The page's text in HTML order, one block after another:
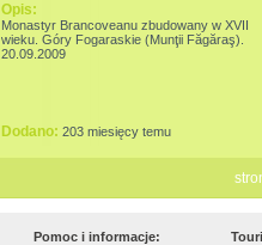
Opis:
Monastyr Brancoveanu zbudowany w XVII
wieku. Góry Fogaraskie (Munţii Făgăraş).
20.09.2009
Dodano: 203 miesięcy temu
Pomoc i informacje: